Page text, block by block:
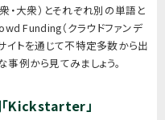
・大衆）とそれぞれ別の単語と
Funding（クラウドファンデ
イトを通じて不特定多数から出
例から見てみましょう。
「Kickstarter」